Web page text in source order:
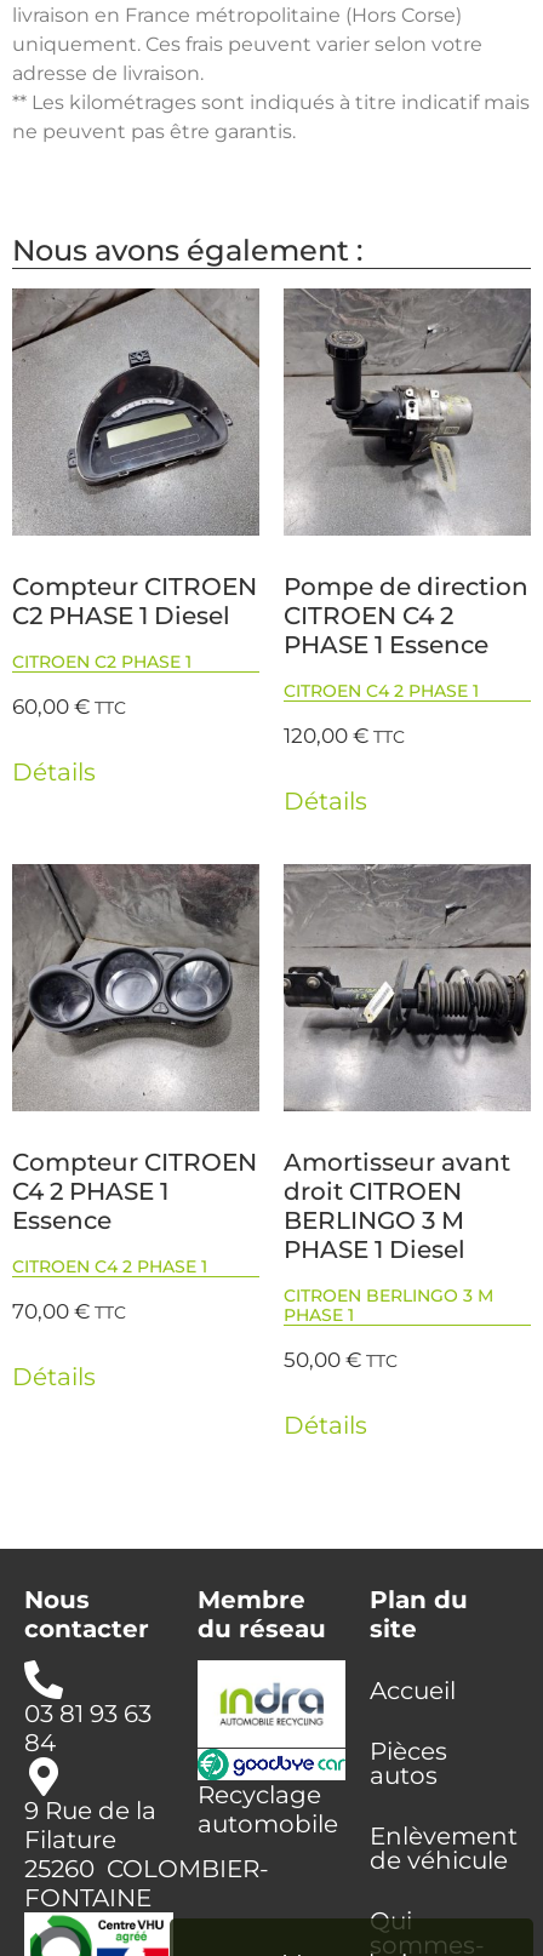
livraison en France métropolitaine (Hors Corse)
uniquement. Ces frais peuvent varier selon votre
adresse de livraison.
** Les kilométrages sont indiqués à titre indicatif mais
ne peuvent pas être garantis.
Nous avons également :
Compteur CITROEN
C2 PHASE 1 Diesel
CITROEN C2 PHASE 1
60,00€ TTC
Détails
Pompe de direction
CITROEN C4 2
PHASE 1 Essence
CITROEN C4 2 PHASE 1
120,00€ TTC
Détails
Compteur CITROEN
C4 2 PHASE 1
Essence
CITROEN C4 2 PHASE 1
70,00€ TTC
Détails
Amortisseur avant
droit CITROEN
BERLINGO 3 M
PHASE 1 Diesel
CITROEN BERLINGO 3 M
PHASE 1
50,00€ TTC
Détails
Nous
contacter
03 81 93 63
84
9 Rue de la
Filature
25260 COLOMBIER-
FONTAINE
Membre
du réseau
Recyclage
automobile
Plan du
site
Accueil
Pièces
autos
Enlèvement
de véhicule
Qui
sommes-